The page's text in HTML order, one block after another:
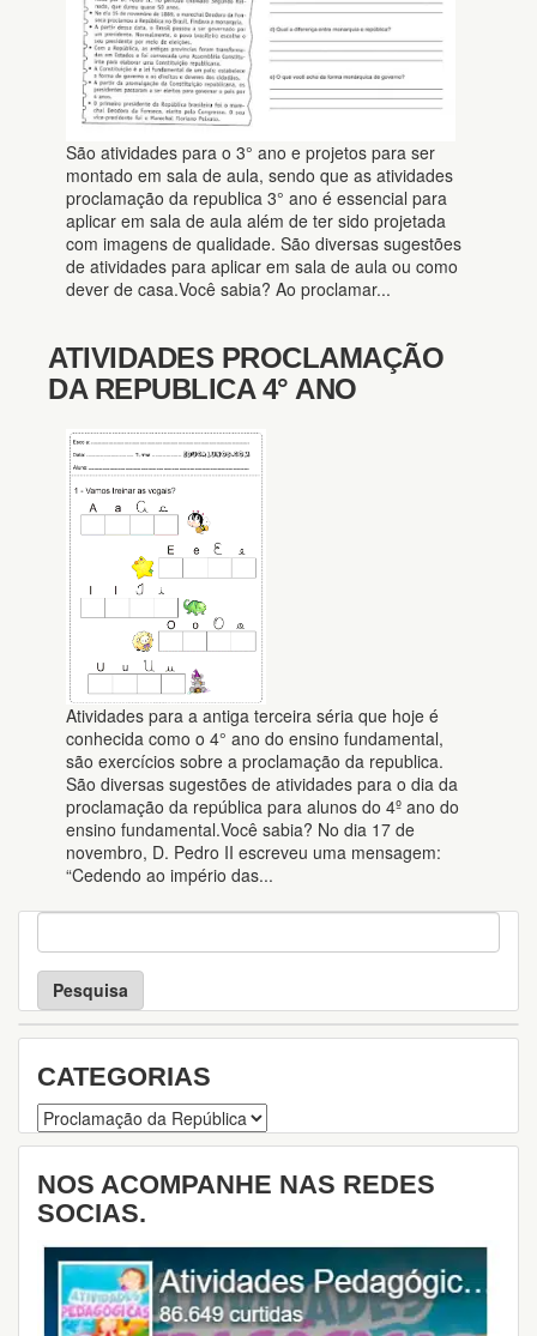
São atividades para o 3° ano e projetos para ser
montado em sala de aula, sendo que as atividades
proclamação da republica 3° ano é essencial para
aplicar em sala de aula além de ter sido projetada
com imagens de qualidade. São diversas sugestões
de atividades para aplicar em sala de aula ou como
dever de casa.Você sabia? Ao proclamar...
ATIVIDADES PROCLAMAÇÃO
DA REPUBLICA 4° ANO
Atividades para a antiga terceira séria que hoje é
conhecida como o 4° ano do ensino fundamental,
são exercícios sobre a proclamação da republica.
São diversas sugestões de atividades para o dia da
proclamação da república para alunos do 4º ano do
ensino fundamental.Você sabia? No dia 17 de
novembro, D. Pedro II escreveu uma mensagem:
“Cedendo ao império das...
P
e
s
u
i
a
CATEGORIAS
Categorias
NOS ACOMPANHE NAS REDES
SOCIAS.